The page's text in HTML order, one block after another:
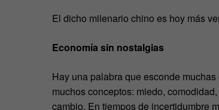
El dicho milenario chino es hoy más
Economía sin nostalgias
Hay una palabra que esconde
muchos conceptos: miedo,
cambio. En tiempos de incertidumbre